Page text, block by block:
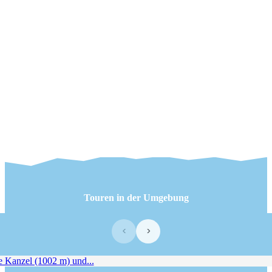
Touren in der Umgebung
‹ ›